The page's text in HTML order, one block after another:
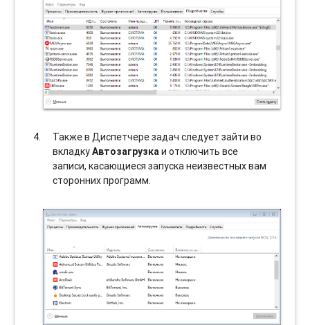
Также в Диспетчере задач следует зайти во
вкладкуАвтозагрузкаи отключить все
записи, касающиеся запуска неизвестных вам
сторонних программ.